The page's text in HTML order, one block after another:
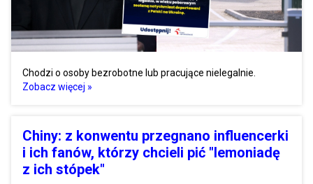
Chodzi o osoby bezrobotne lub pracujące nielegalnie.
Zobacz więcej »
Chiny: z konwentu przegnano influencerki
i ich fanów, którzy chcieli pić "lemoniadę
z ich stópek"